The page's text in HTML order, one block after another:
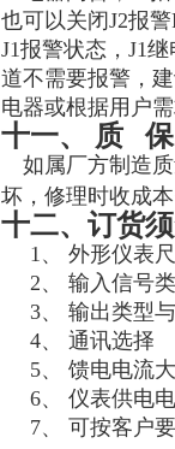
也可以关闭J2报
J1报警状态， J1继
道不需要报警，
电器或根据用户
十一、 质 保
如属厂方制造
坏，修理时收成
十二、订货
1、 外形仪表
2、 输入信号
3、 输出类型
4、 通讯选择
5、 馈电电流
6、 仪表供电
7、 可按客户